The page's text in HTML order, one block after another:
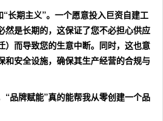
“长期主义”。一个愿意投入巨资自建工
然是长期的，这保证了您不必担心供应
）而导致您的生意中断。同时，这也意
和安全设施，确保其生产经营的合规与
“品牌赋能”真的能帮我从零创建一个品